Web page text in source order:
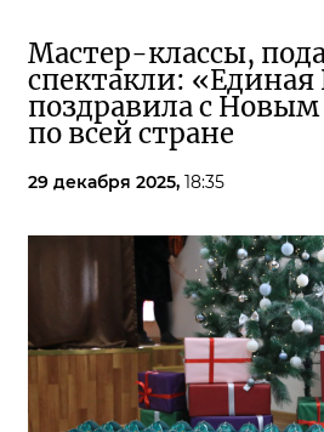
Мастер-классы,
спектакли: «Единая
поздравила с
по всей стране
29 декабря 2025, 18:35